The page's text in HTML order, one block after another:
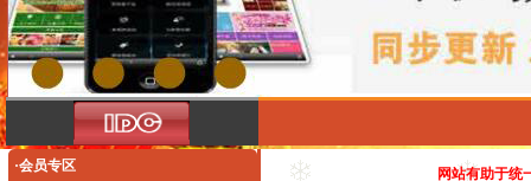
·会员专区 网站有助于统